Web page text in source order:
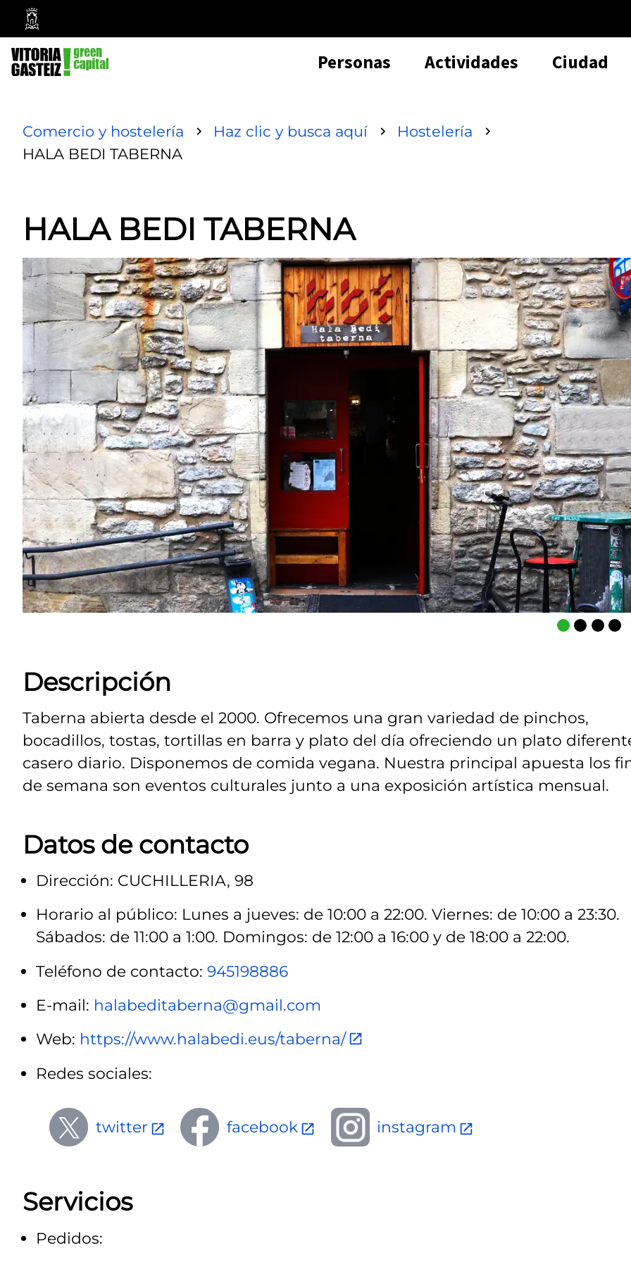
Ayuntamiento
Vitoria-
Gasteiz
Personas Actividades Ciudad
Comercio y hostelería Haz clic y busca aquí
Hostelería
HALA BEDI TABERNA
HALA BEDI TABERNA
Descripción
Taberna abierta desde el 2000. Ofrecemos una gran variedad de pinchos,
bocadillos, tostas, tortillas en barra y plato del día ofreciendo un plato
casero diario. Disponemos de comida vegana. Nuestra principal apuesta los
de semana son eventos culturales junto a una exposición artística mensual.
Datos de contacto
Dirección: CUCHILLERIA, 98
Horario al público: Lunes a jueves: de 10:00 a 22:00. Viernes: de 10:00 a 23:30.
Sábados: de 11:00 a 1:00. Domingos: de 12:00 a 16:00 y de 18:00 a 22:00.
Teléfono de contacto: 945198886
E-mail: halabeditaberna@gmail.com
Web: https://www.halabedi.eus/taberna/
Redes sociales:
twitter facebook instagram
Servicios
Pedidos: